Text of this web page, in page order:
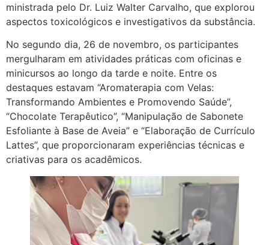
ministrada pelo Dr. Luiz Walter Carvalho, que explorou
aspectos toxicológicos e investigativos da substância.
No segundo dia, 26 de novembro, os participantes
mergulharam em atividades práticas com oficinas e
minicursos ao longo da tarde e noite. Entre os
destaques estavam “Aromaterapia com Velas:
Transformando Ambientes e Promovendo Saúde”,
“Chocolate Terapêutico”, “Manipulação de Sabonete
Esfoliante à Base de Aveia” e “Elaboração de Currículo
Lattes”, que proporcionaram experiências técnicas e
criativas para os acadêmicos.